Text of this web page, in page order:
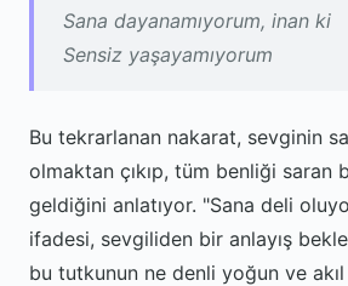
Sana dayanamıyorum, inan ki
Sensiz yaşayamıyorum
Bu tekrarlanan nakarat, sevginin
olmaktan çıkıp, tüm benliği saran
geldiğini anlatıyor. "Sana deli
ifadesi, sevgiliden bir anlayış
bu tutkunun ne denli yoğun ve akıl